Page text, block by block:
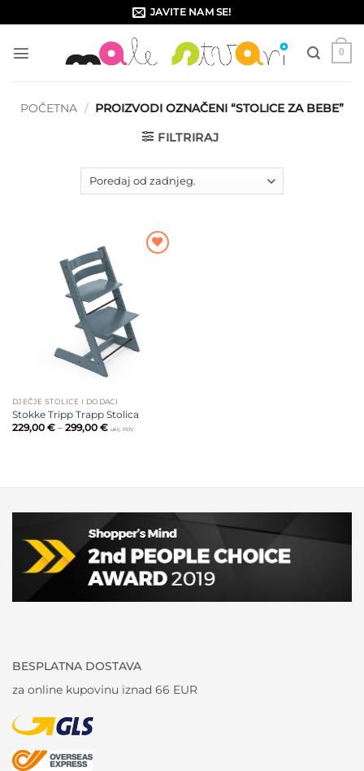
to
content
JAVITE NAM SE!
0
POČETNA / PROIZVODI OZNAČENI “STOLICE ZA BEBE”
FILTRIRAJ
DJEČJE STOLICE I DODACI
Stokke Tripp Trapp Stolica
229,00 € – 299,00 €Raspon
uklj. PDV
BESPLATNA DOSTAVA
za online kupovinu iznad 66 EUR